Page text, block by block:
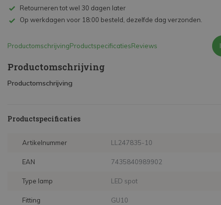
Retourneren tot wel 30 dagen later
Op werkdagen voor 18:00 besteld, dezelfde dag verzonden.
ProductomschrijvingProductspecificatiesReviews
Productomschrijving
Productomschrijving
Productspecificaties
Artikelnummer LL247835-10
EAN 7435840989902
Type lamp LED spot
Fitting GU10